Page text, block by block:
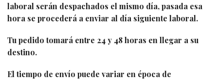
laboral serán despachados el mismo día, pasada esa
hora se procederá a enviar al día siguiente laboral.
Tu pedido tomará entre 24 y 48 horas en llegar a su
destino.
El tiempo de envío puede variar en época de